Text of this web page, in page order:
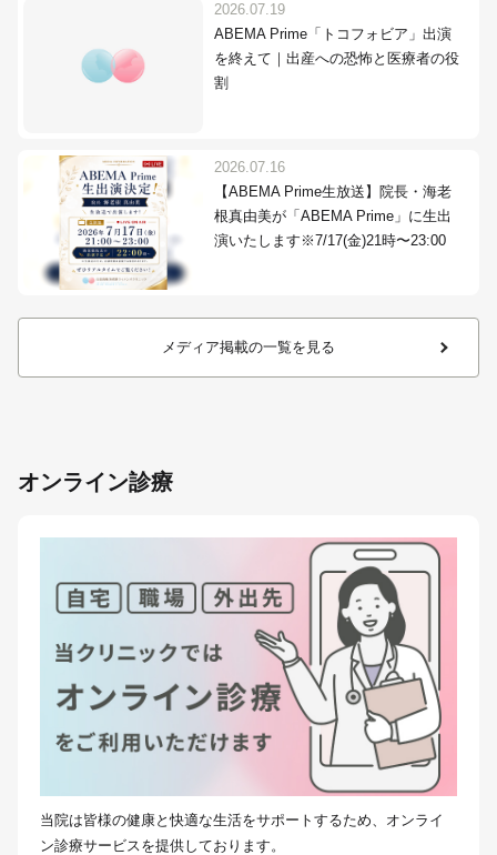
2026.07.19
ABEMA Prime「トコフォビア」出演
を終えて｜出産への恐怖と医療者の役
割
2026.07.16
【ABEMA Prime生放送】院長・海老
根真由美が「ABEMA Prime」に生出
演いたします※7/17(金)21時〜23:00
メディア掲載の一覧を見る
オンライン診療
当院は皆様の健康と快適な生活をサポートするため、オンライ
ン診療サービスを提供しております。